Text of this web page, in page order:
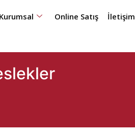
Kurumsal Online Satış
İletişim